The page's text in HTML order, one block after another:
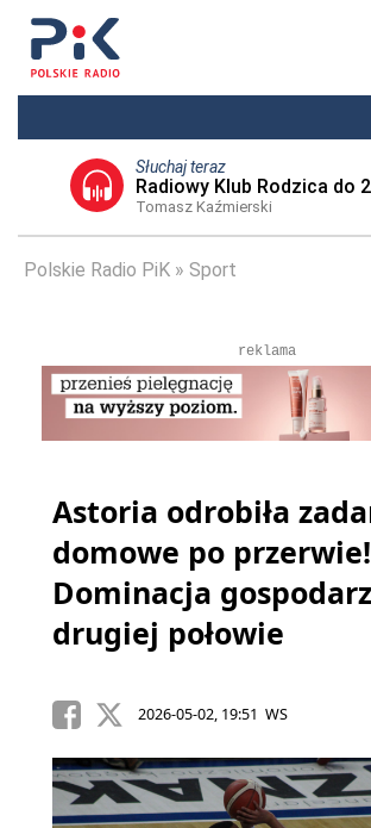
Słuchaj teraz
Radiowy Klub Rodzica do
Tomasz Kaźmierski
Polskie Radio PiK Sport
reklama
Astoria odrobiła
domowe po przerwie!
Dominacja
drugiej połowie
2026-05-02, 19:51 WS